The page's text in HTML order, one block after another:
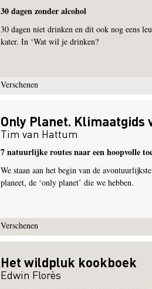
30 dagen zonder alcohol
30 dagen niet drinken en dit ook nog eens
kater. In ‘Wat wil je drinken?
Verschenen
Only Planet. Klimaatgids
Tim van Hattum
7 natuurlijke routes naar een hoopvolle
We staan aan het begin van de
planeet, de ‘only planet’ die we hebben.
Verschenen
Het wildpluk kookboek
Edwin Florès